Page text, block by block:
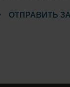
ОТПРАВИТЬ